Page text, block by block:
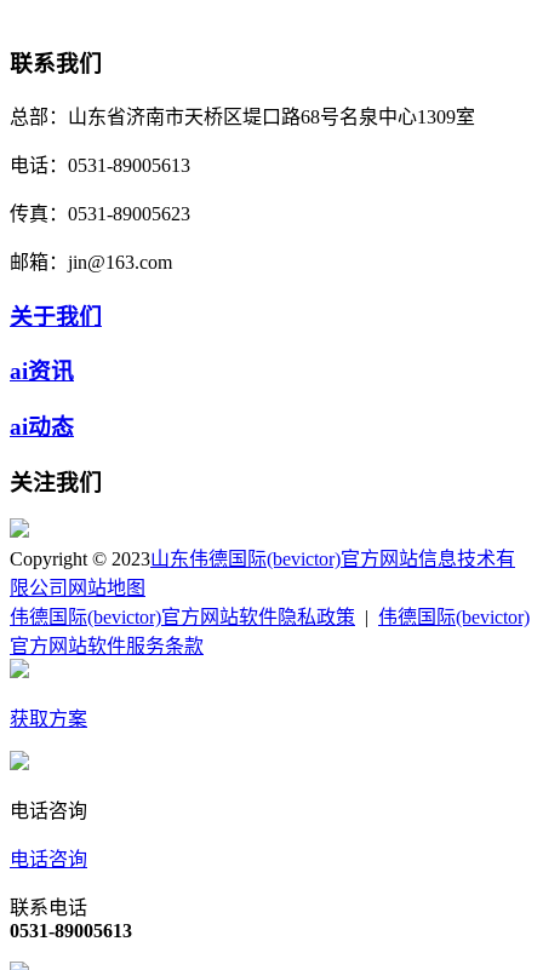
联系我们
总部： 山东省济南市天桥区堤口路68号名泉中心1309室
电话： 0531-89005613
传真： 0531-89005623
邮箱： jin@163.com
关于我们
ai资讯
ai动态
关注我们
Copyright © 2023山东伟德国际(bevictor)官方网站信息技术有
限公司 网站地图
伟德国际(bevictor)官方网站软件隐私政策
伟德国际(bevictor)
官方网站软件服务条款
获取方案
电话咨询
电话咨询
联系电话
0531-89005613